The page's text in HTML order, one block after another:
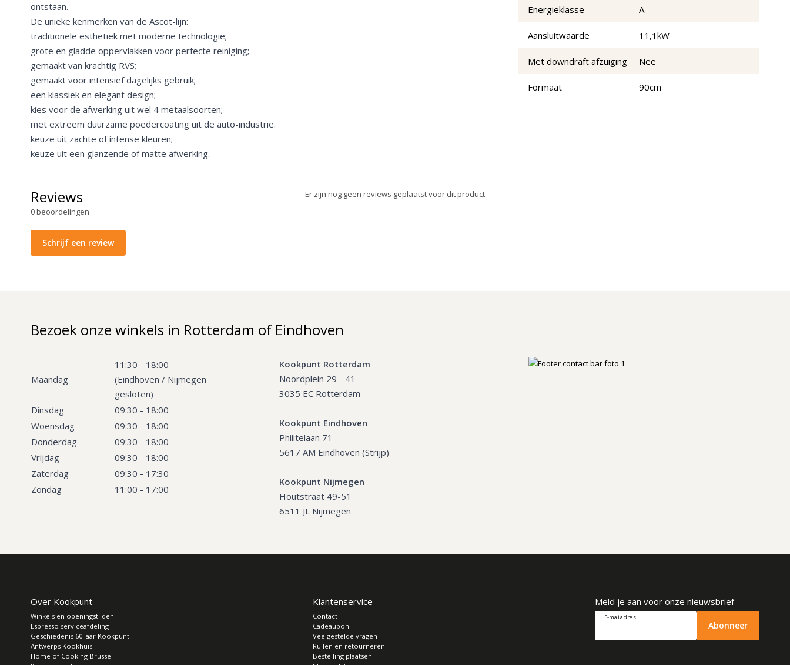
ontstaan.
De unieke kenmerken van de Ascot-lijn:
traditionele esthetiek met moderne technologie;
grote en gladde oppervlakken voor perfecte reiniging;
gemaakt van krachtig RVS;
gemaakt voor intensief dagelijks gebruik;
een klassiek en elegant design;
kies voor de afwerking uit wel 4 metaalsoorten;
met extreem duurzame poedercoating uit de auto-industrie.
keuze uit zachte of intense kleuren;
keuze uit een glanzende of matte afwerking.
Energieklasse A
Aansluitwaarde 11,1kW
Met downdraft afzuiging Nee
Formaat 90cm
Reviews
0beoordelingen
Schrijf een review
Er zijn nog geen reviews geplaatst voor dit product.
Bezoek onze winkels in Rotterdam of Eindhoven
Maandag
11:30 - 18:00
(Eindhoven / Nijmegen
gesloten)
Dinsdag
09:30 - 18:00
Woensdag
09:30 - 18:00
Donderdag
09:30 - 18:00
Vrijdag
09:30 - 18:00
Zaterdag
09:30 - 17:30
Zondag
11:00 - 17:00
Kookpunt Rotterdam
Noordplein 29 - 41
3035 EC Rotterdam
Kookpunt Eindhoven
Philitelaan 71
5617 AM Eindhoven (Strijp)
Kookpunt Nijmegen
Houtstraat 49-51
6511 JL Nijmegen
Over Kookpunt
Winkels en openingstijden
Espresso serviceafdeling
Geschiedenis 60 jaar Kookpunt
Antwerps Kookhuis
Home of Cooking Brussel
Klantenservice
Contact
Cadeaubon
Veelgestelde vragen
Ruilen en retourneren
Bestelling plaatsen
Meld je aan voor onze nieuwsbrief
E-mailadres
Abonneer